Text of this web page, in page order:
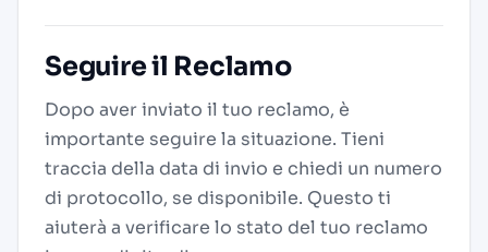
Seguire il Reclamo
Dopo aver inviato il tuo reclamo, è
importante seguire la situazione. Tieni
traccia della data di invio e chiedi un numero
di protocollo, se disponibile. Questo ti
aiuterà a verificare lo stato del tuo reclamo